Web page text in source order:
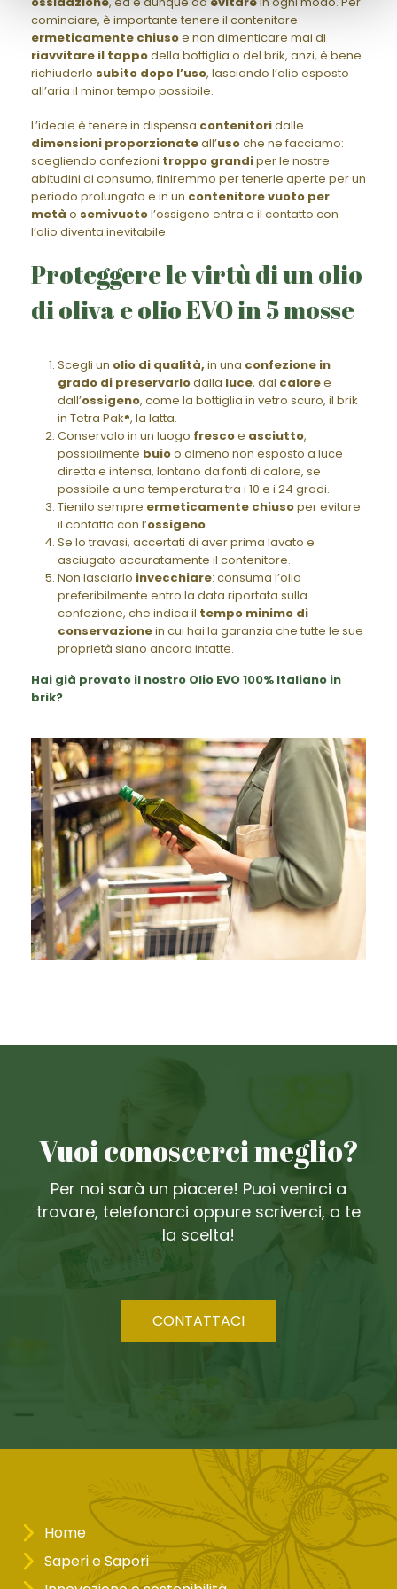
cominciare, è importante tenere il contenitore
ermeticamente chiusoe non dimenticare mai di
riavvitare il tappodella bottiglia o del brik, anzi, è bene
richiuderlo subito dopo l’uso, lasciando l’olio esposto
all’aria il minor tempo possibile.
L’ideale è tenere in dispensa contenitoridalle
dimensioni proporzionateall’usoche ne facciamo:
scegliendo confezioni troppo grandiper le nostre
abitudini di consumo, finiremmo per tenerle aperte per un
periodo prolungato e in un contenitore vuoto per
metà o semivuotol’ossigeno entra e il contatto con
l’olio diventa inevitabile.
Proteggere le virtù di un olio
di oliva e olio EVO in 5 mosse
Scegli un olio di qualità, in una confezione in
grado di preservarlodalla luce, dal caloree
dall’ossigeno, come la bottiglia in vetro scuro, il brik
in Tetra Pak®, la latta.
Conservalo in un luogo frescoe asciutto,
possibilmente buioo almeno non esposto a luce
diretta e intensa, lontano da fonti di calore, se
possibile a una temperatura tra i 10 e i 24 gradi.
Tienilo sempre ermeticamente chiusoper evitare
il contatto con l’ossigeno.
Se lo travasi, accertati di aver prima lavato e
asciugato accuratamente il contenitore.
Non lasciarlo invecchiare: consuma l’olio
preferibilmente entro la data riportata sulla
confezione, che indica il tempo minimo di
conservazionein cui hai la garanzia che tutte le sue
proprietà siano ancora intatte.
Hai già provato il nostro Olio EVO 100% Italiano in
brik?
Vuoi conoscerci meglio?
Per noi sarà un piacere! Puoi venirci a
trovare, telefonarci oppure scriverci, a te
la scelta!
CONTATTACI
Home
Saperi e Sapori